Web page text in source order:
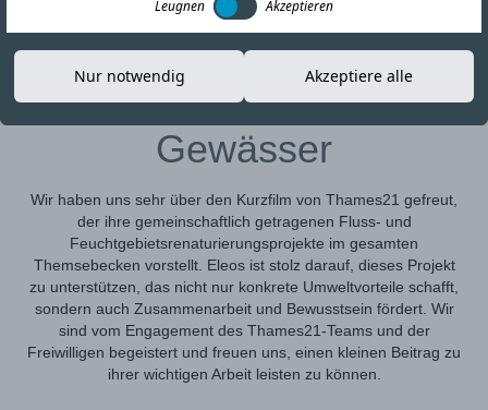
Schutz unserer lokalen
Gewässer
Wir haben uns sehr über den Kurzfilm von Thames21 gefreut,
der ihre gemeinschaftlich getragenen Fluss- und
Feuchtgebietsrenaturierungsprojekte im gesamten
Themsebecken vorstellt. Eleos ist stolz darauf, dieses Projekt
zu unterstützen, das nicht nur konkrete Umweltvorteile schafft,
sondern auch Zusammenarbeit und Bewusstsein fördert. Wir
sind vom Engagement des Thames21-Teams und der
Freiwilligen begeistert und freuen uns, einen kleinen Beitrag zu
ihrer wichtigen Arbeit leisten zu können.
Leugnen
Akzeptieren
Nur notwendig Akzeptiere alle